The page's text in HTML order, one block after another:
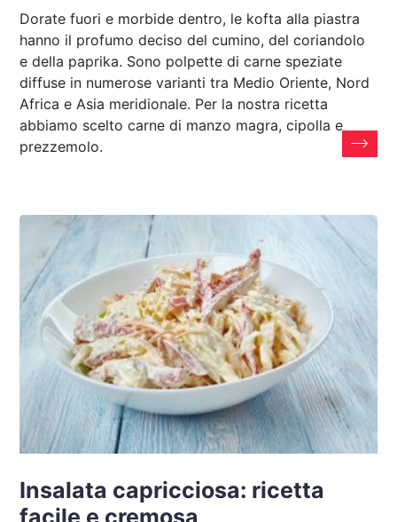
Dorate fuori e morbide dentro, le kofta alla piastra
hanno il profumo deciso del cumino, del coriandolo
e della paprika. Sono polpette di carne speziate
diffuse in numerose varianti tra Medio Oriente, Nord
Africa e Asia meridionale. Per la nostra ricetta
abbiamo scelto carne di manzo magra, cipolla e
prezzemolo.
Insalata capricciosa: ricetta